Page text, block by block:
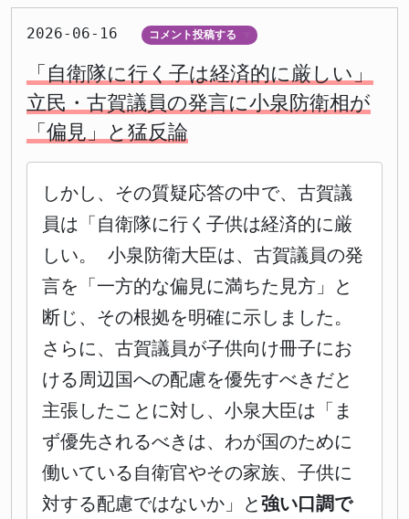
2026-06-16 コメント投稿する
「自衛隊に行く子は経済的に厳しい」
立民・古賀議員の発言に小泉防衛相が
「偏見」と猛反論
しかし、その質疑応答の中で、古賀議
員は「自衛隊に行く子供は経済的に厳
しい。 小泉防衛大臣は、古賀議員の発
言を「一方的な偏見に満ちた見方」と
断じ、その根拠を明確に示しました。
さらに、古賀議員が子供向け冊子にお
ける周辺国への配慮を優先すべきだと
主張したことに対し、小泉大臣は「ま
ず優先されるべきは、わが国のために
働いている自衛官やその家族、子供に
対する配慮ではないか」と強い口調で